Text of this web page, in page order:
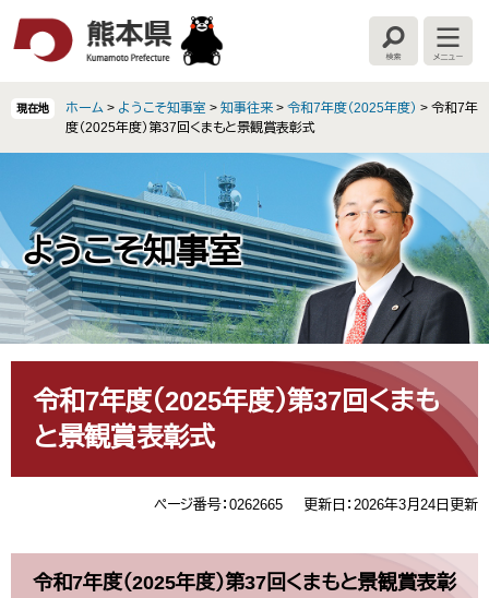
本
文
へ
検
索
メ
ニ
ー
現在地 ホーム > ようこそ知事室 > 知事往来 > 令和7年度（2025年度） > 令和7年
度（2025年度）第37回くまもと景観賞表彰式
ようこそ知事室
令和7年度（2025年度）第37回くまも
と景観賞表彰式
ページ番号：0262665 更新日：2026年3月24日更新
令和7年度（2025年度）第37回くまもと景観賞表彰